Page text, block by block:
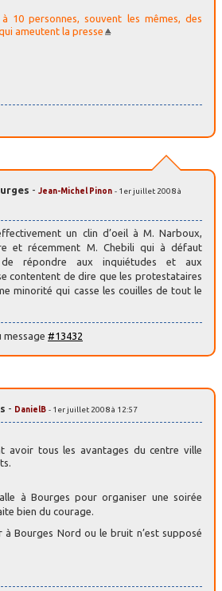
10 personnes, souvent les mêmes, des
ameutent la presse
- Jean-Michel Pinon - 1er juillet 2008 à
un clin d’oeil à M. Narboux,
et récemment M. Chebili qui à défaut
de répondre aux inquiétudes et aux
contentent de dire que les protestataires
minorité qui casse les couilles de tout le
message #13432
- DanielB - 1er juillet 2008 à 12:57
avoir tous les avantages du centre ville
à Bourges pour organiser une soirée
bien du courage.
Bourges Nord ou le bruit n’est supposé